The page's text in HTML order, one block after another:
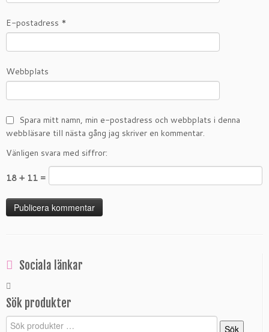
E-postadress *
Webbplats
Spara mitt namn, min e-postadress och webbplats i denna
webbläsare till nästa gång jag skriver en kommentar.
Vänligen svara med siffror:
18 + 11 =
Sociala länkar
Sök produkter
Sök
Sök